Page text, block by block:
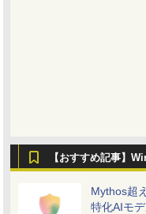
【おすすめ記事】
Mythos超
特化AIモ